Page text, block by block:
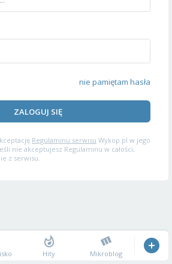
nie pamiętam hasła
ZALOGUJ SIĘ
Regulaminu serwisu Wykop.pl w jego
nie akceptujesz Regulaminu w całości,
z serwisu.
Hity Mikroblog